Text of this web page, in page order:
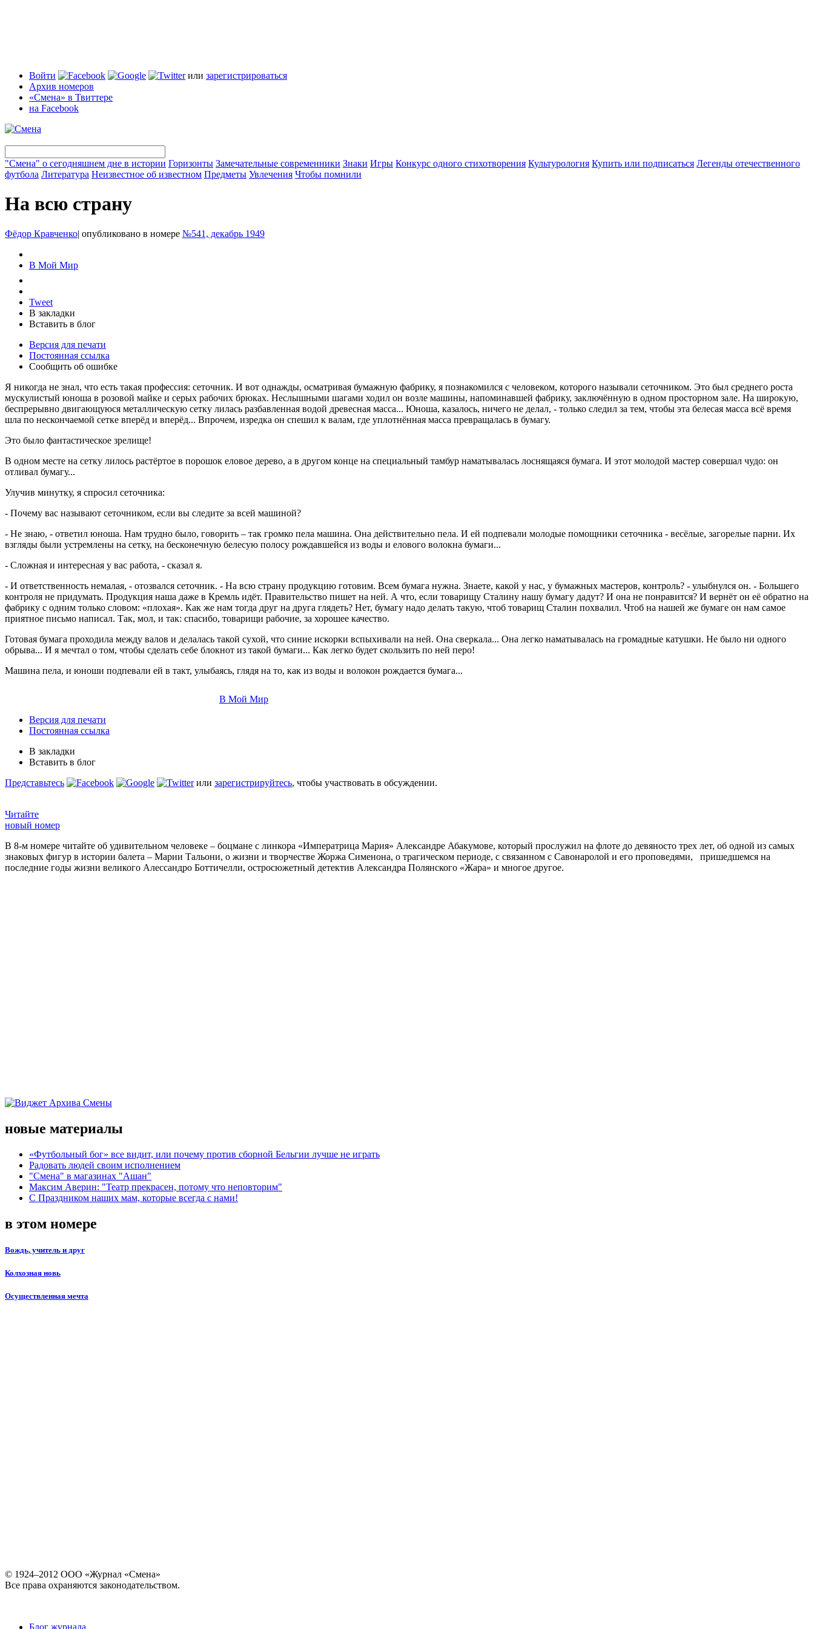
Войти или зарегистрироваться
Архив номеров
«Смена» в Твиттере
на Facebook
"Смена" о сегодняшнем дне в истории Горизонты Замечательные современники Знаки Игры Конкурс одного стихотворения Культурология Купить или подписаться Легенды отечественного
футбола Литература Неизвестное об известном Предметы Увлечения Чтобы помнили
На всю страну
Фёдор Кравченко| опубликовано в номере №541, декабрь 1949
В Мой Мир
Tweet
В закладки
Вставить в блог
Версия для печати
Постоянная ссылка
Сообщить об ошибке
Я никогда не знал, что есть такая профессия: сеточник. И вот однажды, осматривая бумажную фабрику, я познакомился с человеком, которого называли сеточником. Это был среднего роста
мускулистый юноша в розовой майке и серых рабочих брюках. Неслышными шагами ходил он возле машины, напоминавшей фабрику, заключённую в одном просторном зале. На широкую,
беспрерывно двигающуюся металлическую сетку лилась разбавленная водой древесная масса... Юноша, казалось, ничего не делал, - только следил за тем, чтобы эта белесая масса всё время
шла по нескончаемой сетке вперёд и вперёд... Впрочем, изредка он спешил к валам, где уплотнённая масса превращалась в бумагу.
Это было фантастическое зрелище!
В одном месте на сетку лилось растёртое в порошок еловое дерево, а в другом конце на специальный тамбур наматывалась лоснящаяся бумага. И этот молодой мастер совершал чудо: он
отливал бумагу...
Улучив минутку, я спросил сеточника:
- Почему вас называют сеточником, если вы следите за всей машиной?
- Не знаю, - ответил юноша. Нам трудно было, говорить – так громко пела машина. Она действительно пела. И ей подпевали молодые помощники сеточника - весёлые, загорелые парни. Их
взгляды были устремлены на сетку, на бесконечную белесую полосу рождавшейся из воды и елового волокна бумаги...
- Сложная и интересная у вас работа, - сказал я.
- И ответственность немалая, - отозвался сеточник. - На всю страну продукцию готовим. Всем бумага нужна. Знаете, какой у нас, у бумажных мастеров, контроль? - улыбнулся он. - Большего
контроля не придумать. Продукция наша даже в Кремль идёт. Правительство пишет на ней. А что, если товарищу Сталину нашу бумагу дадут? И она не понравится? И вернёт он её обратно на
фабрику с одним только словом: «плохая». Как же нам тогда друг на друга глядеть? Нет, бумагу надо делать такую, чтоб товарищ Сталин похвалил. Чтоб на нашей же бумаге он нам самое
приятное письмо написал. Так, мол, и так: спасибо, товарищи рабочие, за хорошее качество.
Готовая бумага проходила между валов и делалась такой сухой, что синие искорки вспыхивали на ней. Она сверкала... Она легко наматывалась на громадные катушки. Не было ни одного
обрыва... И я мечтал о том, чтобы сделать себе блокнот из такой бумаги... Как легко будет скользить по ней перо!
Машина пела, и юноши подпевали ей в такт, улыбаясь, глядя на то, как из воды и волокон рождается бумага...
В Мой Мир
Версия для печати
Постоянная ссылка
В закладки
Вставить в блог
Представьтесь
или зарегистрируйтесь, чтобы участвовать в обсуждении.
Читайте
новый номер
В 8-м номере читайте об удивительном человеке – боцмане с линкора «Императрица Мария» Александре Абакумове, который прослужил на флоте до девяносто трех лет, об одной из самых
знаковых фигур в истории балета – Марии Тальони, о жизни и творчестве Жоржа Сименона, о трагическом периоде, с связанном с Савонаролой и его проповедями, пришедшемся на
последние годы жизни великого Алессандро Боттичелли, остросюжетный детектив Александра Полянского «Жара» и многое другое.
новые материалы
«Футбольный бог» все видит, или почему против сборной Бельгии лучше не играть
Радовать людей своим исполнением
"Смена" в магазинах "Ашан"
Максим Аверин: "Театр прекрасен, потому что неповторим"
С Праздником наших мам, которые всегда с нами!
в этом номере
Вождь, учитель и друг
Колхозная новь
Осуществленная мечта
© 1924–2012 ООО «Журнал «Смена»
Все права охраняются законодательством.